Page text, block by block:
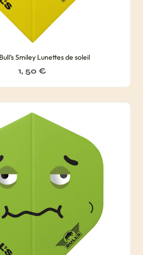
Smiley Lunettes de soleil
1, 50 €